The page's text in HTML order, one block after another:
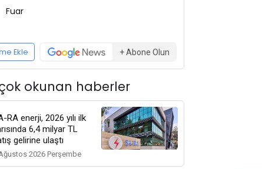
Fuar
Ekle + Abone Olun
okunan haberler
RA enerji, 2026 yılı ilk
6,4 milyar TL
gelirine ulaştı
2026 Perşembe